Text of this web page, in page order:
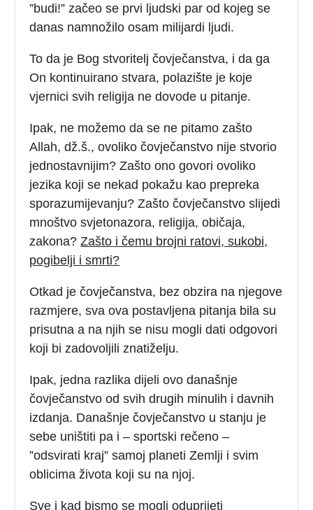
”budi!” začeo se prvi ljudski par od kojeg se
danas namnožilo osam milijardi ljudi.
To da je Bog stvoritelj čovječanstva, i da ga
On kontinuirano stvara, polazište je koje
vjernici svih religija ne dovode u pitanje.
Ipak, ne možemo da se ne pitamo zašto
Allah, dž.š., ovoliko čovječanstvo nije stvorio
jednostavnijim? Zašto ono govori ovoliko
jezika koji se nekad pokažu kao prepreka
sporazumijevanju? Zašto čovječanstvo slijedi
mnoštvo svjetonazora, religija, običaja,
zakona?Zašto i čemu brojni ratovi, sukobi,
pogibelji i smrti?
Otkad je čovječanstva, bez obzira na njegove
razmjere, sva ova postavljena pitanja bila su
prisutna a na njih se nisu mogli dati odgovori
koji bi zadovoljili znatiželju.
Ipak, jedna razlika dijeli ovo današnje
čovječanstvo od svih drugih minulih i davnih
izdanja. Današnje čovječanstvo u stanju je
sebe uništiti pa i – sportski rečeno –
”odsvirati kraj” samoj planeti Zemlji i svim
oblicima života koji su na njoj.
Sve i kad bismo se mogli oduprijeti